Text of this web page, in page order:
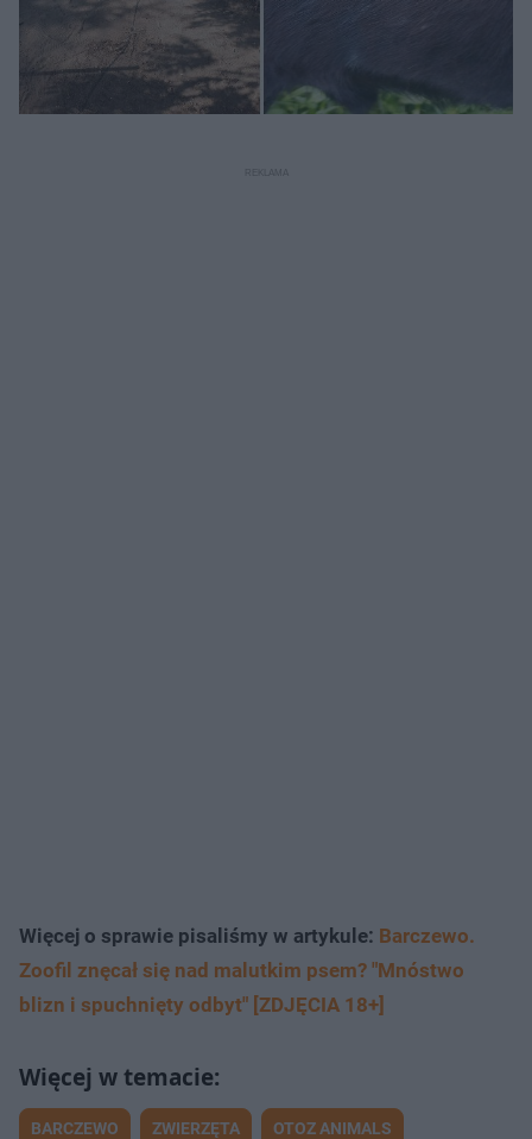
Więcej o sprawie pisaliśmy w artykule: Barczewo.
Zoofil znęcał się nad malutkim psem? "Mnóstwo
blizn i spuchnięty odbyt" [ZDJĘCIA 18+]
BARCZEWO ZWIERZĘTA OTOZ ANIMALS